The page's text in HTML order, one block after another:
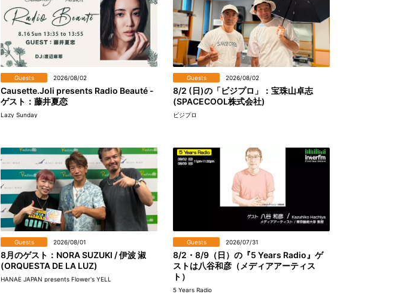
Guests 2026/08/02
Causette.Joli presents Radio Beauté -
ゲスト：藤井夏恋
Lazy Sunday
Guests 2026/08/02
8/2 (日)の「ビジプロ」：宝珠山卓志
(SPACECOOL株式会社)
ビジプロ
Guests 2026/08/01
8月のゲスト：NORA SUZUKI / 伊波 淑
(ORQUESTA DE LA LUZ)
HANAE JAPAN presents Flower's YELL
Guests 2026/07/31
8/2・8/9（日）の『5 Years Radio』ゲ
ストは八谷和彦（メディアアーティス
ト）
5 Years Radio